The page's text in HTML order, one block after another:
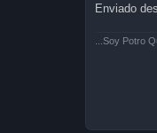
Enviado
...Soy Potro